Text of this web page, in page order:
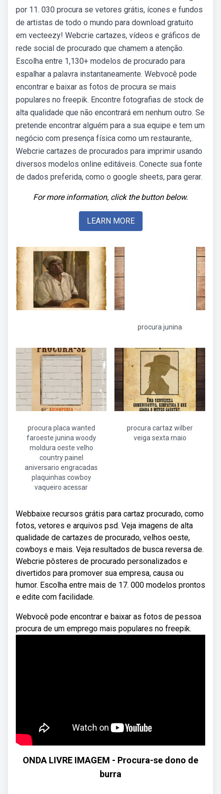
por 11. 030 procura se vetores grátis, ícones e fundos
de artistas de todo o mundo para download gratuito
em vecteezy! Webcrie cartazes, vídeos e gráficos de
rede social de procurado que chamem a atenção.
Escolha entre 1,130+ modelos de procurado para
espalhar a palavra instantaneamente. Webvocê pode
encontrar e baixar as fotos de procura se mais
populares no freepik. Encontre fotografias de stock de
alta qualidade que não encontrará em nenhum outro. Se
pretende encontrar alguém para a sua equipe e tem um
negócio com presença física como um restaurante,.
Webcrie cartazes de procurados para imprimir usando
diversos modelos online editáveis. Conecte sua fonte
de dados preferida, como o google sheets, para gerar.
For more information, click the button below.
LEARN MORE
procura junina
procura placa wanted
faroeste junina woody
moldura oeste velho
country painel
aniversario engracadas
plaquinhas cowboy
vaqueiro acessar
procura cartaz wilber
veiga sexta maio
Webbaixe recursos grátis para cartaz procurado, como
fotos, vetores e arquivos psd. Veja imagens de alta
qualidade de cartazes de procurado, velhos oeste,
cowboys e mais. Veja resultados de busca reversa de.
Webcrie pôsteres de procurado personalizados e
divertidos para promover sua empresa, causa ou
humor. Escolha entre mais de 17. 000 modelos prontos
e edite com facilidade.
Webvocê pode encontrar e baixar as fotos de pessoa
procura de um emprego mais populares no freepik.
ONDA LIVRE IMAGEM - Procura-se dono de
burra